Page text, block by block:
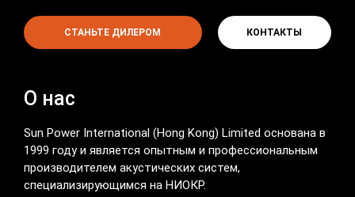
СТАНЬТЕ ДИЛЕРОМ КОНТАКТЫ
О нас
Sun Power International (Hong Kong) Limited основана в
1999 году и является опытным и профессиональным
производителем акустических систем,
специализирующимся на НИОКР.